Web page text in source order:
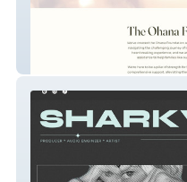
Ohana Foundation